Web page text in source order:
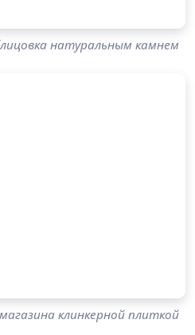
натуральным камнем
клинкерной плиткой